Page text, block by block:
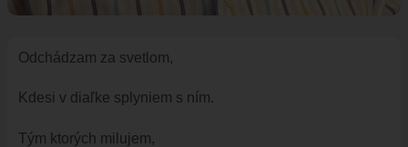
EVIDENCIA PSOV
ROZPOČET
Odchádzam za svetlom,
Kdesi v diaľke splyniem s ním.
Tým ktorých milujem,